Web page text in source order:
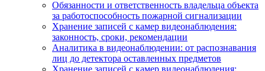
Обязанности и ответственность владельца объекта
за работоспособность пожарной сигнализации
Хранение записей с камер видеонаблюдения:
законность, сроки, рекомендации
Аналитика в видеонаблюдении: от распознавания
лиц до детектора оставленных предметов
Хранение записей с камер видеонаблюдения: